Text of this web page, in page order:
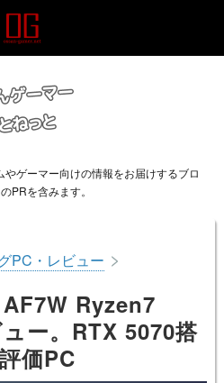
やゲーマー向けの情報をお届けするブロ
PRを含みます。
PC・レビュー >
Ryzen7
ー。RTX 5070搭
価PC